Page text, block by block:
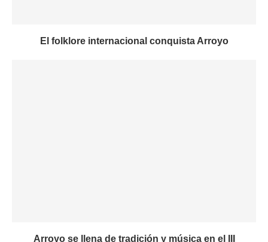
El folklore internacional conquista Arroyo
Arroyo se llena de tradición y música en el III